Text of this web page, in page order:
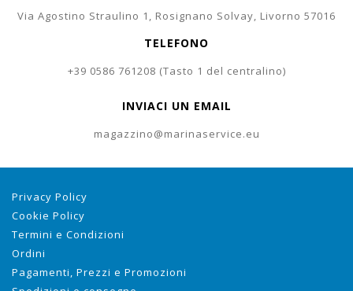
Via Agostino Straulino 1, Rosignano Solvay, Livorno 57016
TELEFONO
+39 0586 761208 (Tasto 1 del centralino)
INVIACI UN EMAIL
magazzino@marinaservice.eu
Privacy Policy
Cookie Policy
Termini e Condizioni
Ordini
Pagamenti, Prezzi e Promozioni